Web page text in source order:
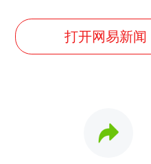
打开网易新